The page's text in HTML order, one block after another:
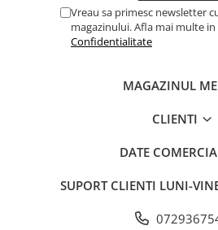
Vreau sa primesc newsletter
magazinului. Afla mai multe in
Confidentialitate
MAGAZINUL
CLIENTI
DATE
SUPORT CLIENTI LUNI-